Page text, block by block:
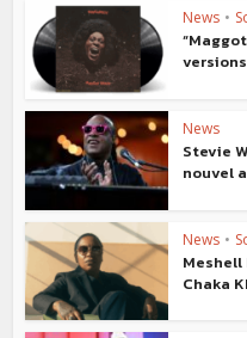
News •
News
Stevie
nouvel
News •
Chaka